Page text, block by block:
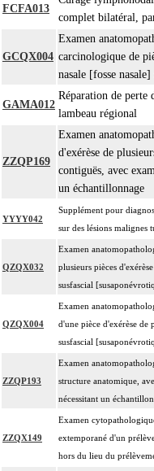
FCFA013
complet bilatéral,
GCQX004
Examen
carcinologique de
nasale [fosse
GAMA012
Réparation de perte
lambeau régional
ZZQP169
Examen
d'exérèse de
contiguës, avec
un échantillonnage
YYYY042
Supplément pour
sur des lésions malignes
QZQX032
Examen
plusieurs pièces
susfascial
QZQX004
Examen
d'une pièce d'exérèse de
susfascial
ZZQP193
Examen
structure anatomique,
nécessitant un
ZZQX149
Examen
extemporané d'un
hors du lieu du